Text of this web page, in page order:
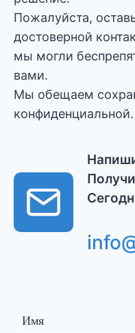
Пожалуйста,
достоверной
мы могли
вами.
Мы обещаем
конфиденциальной.
Имя